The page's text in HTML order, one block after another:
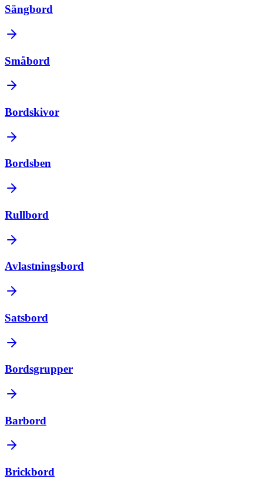
Sängbord
Småbord
Bordskivor
Bordsben
Rullbord
Avlastningsbord
Satsbord
Bordsgrupper
Barbord
Brickbord